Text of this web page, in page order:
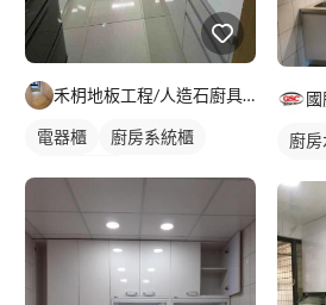
禾枂地板工程/人造石廚具（室內設計裝修）
電器櫃
廚房系統櫃
廚